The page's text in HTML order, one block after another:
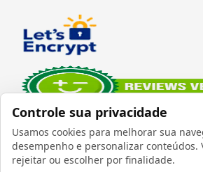
Controle sua privacidade
Usamos cookies para melhorar sua
desempenho e personalizar conteúdos.
rejeitar ou escolher por finalidade.